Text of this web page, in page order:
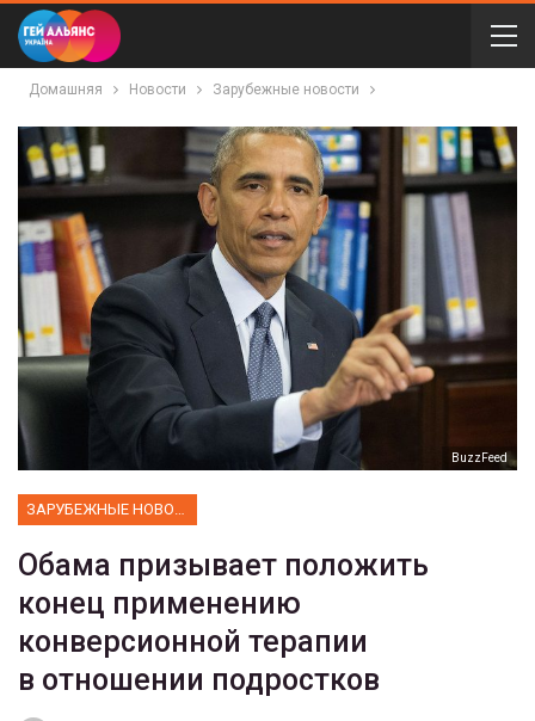
Домашняя Новости Зарубежные новости
BuzzFeed
Обама призывает положить
конец применению
конверсионной терапии
в отношении подростков